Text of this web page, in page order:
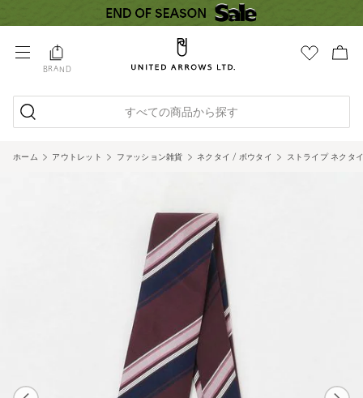
BRAND
すべての商品から探す
ホーム アウトレット ファッション雑貨 ネクタイ / ボウタイ ストライプ ネクタ